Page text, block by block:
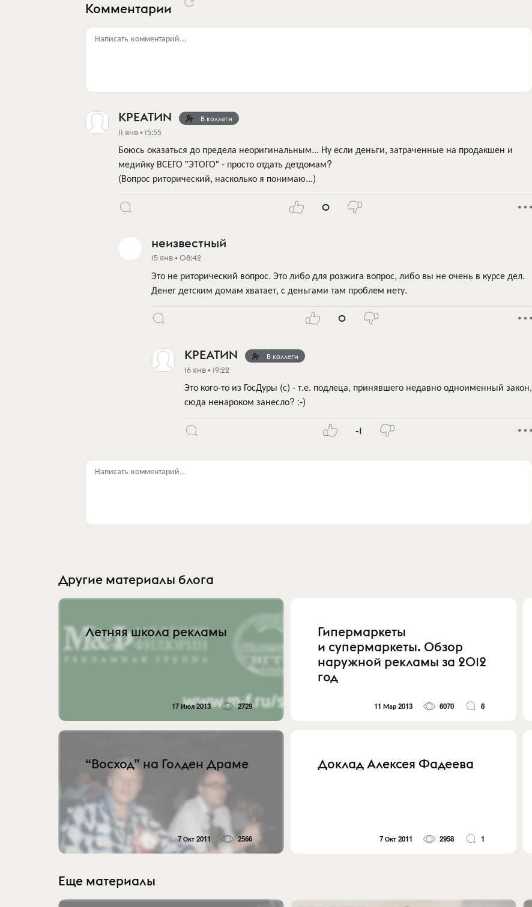
Комментарии
Написать комментарий...
КРЕАТИN В коллеги
11 янв • 15:55
Боюсь оказаться до предела неоригинальным... Ну если деньги, затраченные на продакшен и
медийку ВСЕГО "ЭТОГО" - просто отдать детдомам?
(Вопрос риторический, насколько я понимаю...)
0
неизвестный
15 янв • 08:42
Это не риторический вопрос. Это либо для розжига вопрос, либо вы не очень в курсе дел.
Денег детским домам хватает, с деньгами там проблем нету.
0
КРЕАТИN В коллеги
16 янв • 19:22
Это кого-то из ГосДуры (с) - т.е. подлеца, принявшего недавно одноименный закон,
сюда ненароком занесло? :-)
-1
Написать комментарий...
Другие материалы блога
Летняя школа рекламы
17 Июл 2013 2729
Гипермаркеты
и супермаркеты. Обзор
наружной рекламы за 2012
год
11 Мар 2013 6070 6
“Восход” на Голден Драме
7 Окт 2011 2566
Доклад Алексея Фадеева
7 Окт 2011 2958 1
Еще материалы